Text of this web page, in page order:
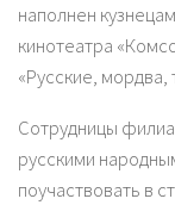
наполнен
кинотеатра
«Русские, мордва,
Сотрудницы
русскими
поучаствовать в